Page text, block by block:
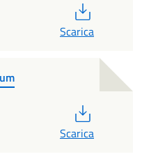
Scarica
Scarica